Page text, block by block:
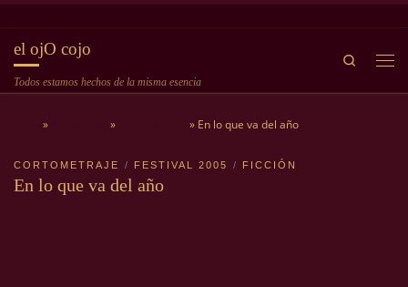
el ojO cojo
Todos estamos hechos de la misma esencia
Search
» » » En lo que va del año
CORTOMETRAJE FESTIVAL 2005 FICCIÓN
En lo que va del año